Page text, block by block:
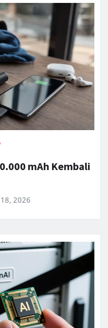
mAh Kembali
18, 2026